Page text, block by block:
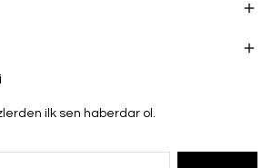
ilk sen haberdar ol.